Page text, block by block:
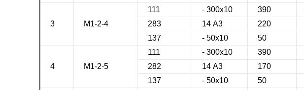
3 М1-2-4
111 - 300х10 390
283 14 А3 220
137
- 50х10 50
4 М1-2-5
111 - 300х10 390
282 14 А3 170
137
- 50х10 50